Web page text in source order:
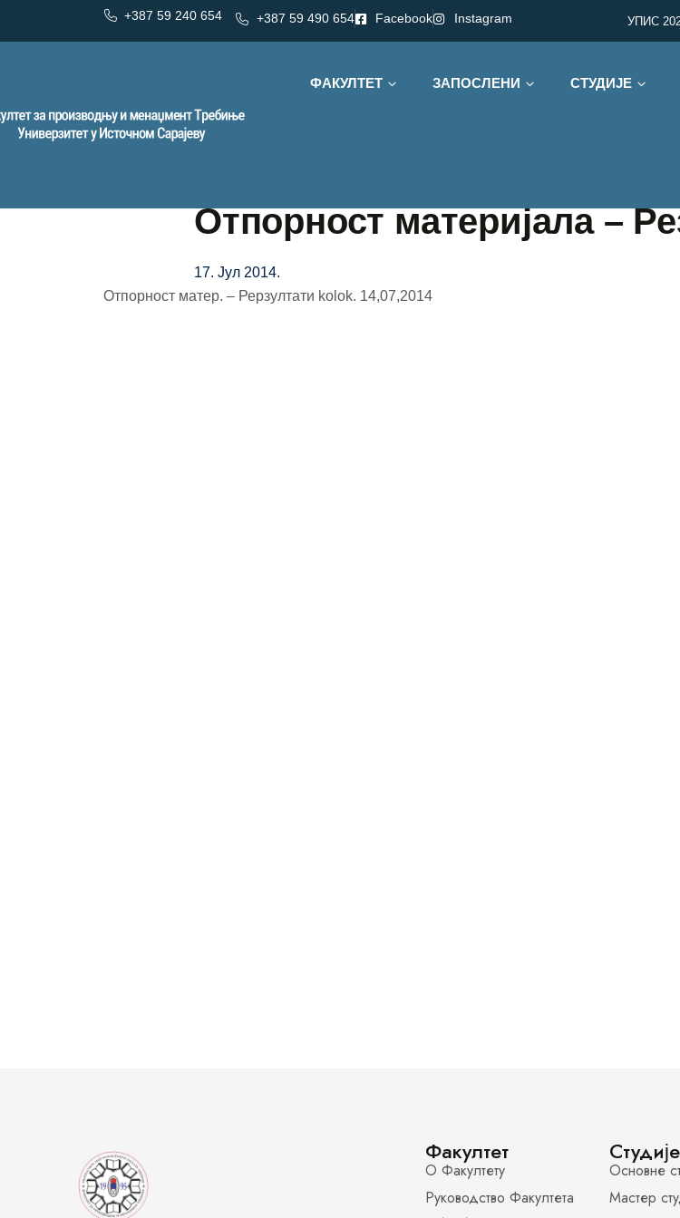
+387 59 240 654 +387 59 490 654 Facebook Instagram УПИС
ФАКУЛТЕТ ЗАПОСЛЕНИ СТУДИЈЕ
Отпорност материјала –
17. Јул 2014.
Oтпорност матер. – Рерзултати kolok. 14,07,2014
Факултет
О Факултету
Руководство Факултета
Студије
Основне
Мастер